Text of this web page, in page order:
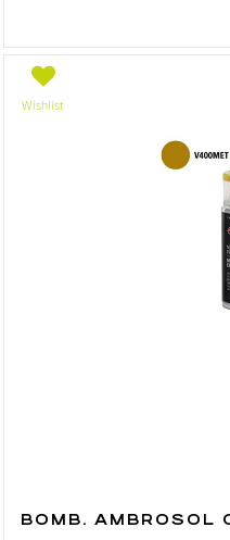
Wishlist
BOMB. AMBROSOL